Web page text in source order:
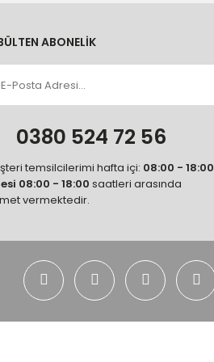
ABONELİK
0380 524 72 56
temsilcilerimi hafta içi: 08:00 - 18:00
08:00 - 18:00 saatleri arasında
vermektedir.